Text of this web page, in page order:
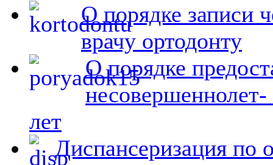
О порядке записи
врачу ортодонту
О порядке
лет
Диспансеризация по